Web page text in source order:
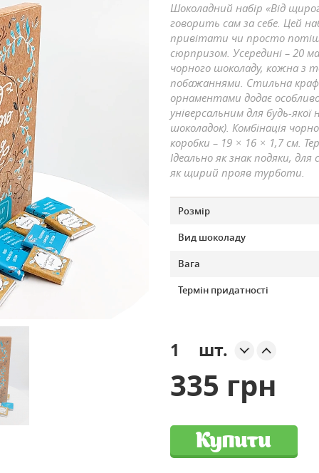
Шоколадний набір «Від
говорить сам за себе. Цей
привітати чи просто
сюрпризом. Усередині – 20
чорного шоколаду, кожна з
побажаннями. Стильна
орнаментами додає
універсальним для будь-якої
шоколадок). Комбінація
коробки – 19 × 16 × 1,7 см.
Ідеально як знак подяки,
як щирий прояв турботи.
Розмір
Вид шоколаду
Вага
Термін придатності
шт.
335 грн
Купити